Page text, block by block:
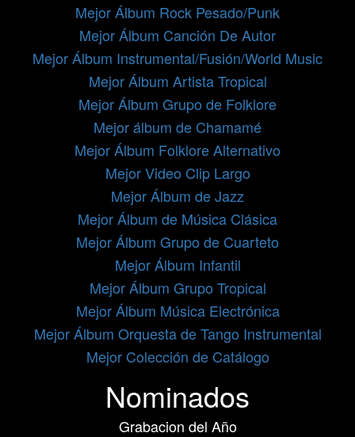
Mejor Álbum Rock Pesado/Punk
Mejor Álbum Canción De Autor
Mejor Álbum Instrumental/Fusión/World Music
Mejor Álbum Artista Tropical
Mejor Álbum Grupo de Folklore
Mejor álbum de Chamamé
Mejor Álbum Folklore Alternativo
Mejor Video Clip Largo
Mejor Álbum de Jazz
Mejor Álbum de Música Clásica
Mejor Álbum Grupo de Cuarteto
Mejor Álbum Infantil
Mejor Álbum Grupo Tropical
Mejor Álbum Música Electrónica
Mejor Álbum Orquesta de Tango Instrumental
Mejor Colección de Catálogo
Nominados
Grabacion del Año